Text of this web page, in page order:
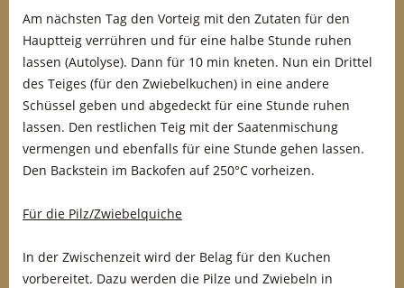
Am nächsten Tag den Vorteig mit den Zutaten für den
Hauptteig verrühren und für eine halbe Stunde ruhen
lassen (Autolyse). Dann für 10 min kneten. Nun ein Drittel
des Teiges (für den Zwiebelkuchen) in eine andere
Schüssel geben und abgedeckt für eine Stunde ruhen
lassen. Den restlichen Teig mit der Saatenmischung
vermengen und ebenfalls für eine Stunde gehen lassen.
Den Backstein im Backofen auf 250°C vorheizen.
Für die Pilz/Zwiebelquiche
In der Zwischenzeit wird der Belag für den Kuchen
vorbereitet. Dazu werden die Pilze und Zwiebeln in